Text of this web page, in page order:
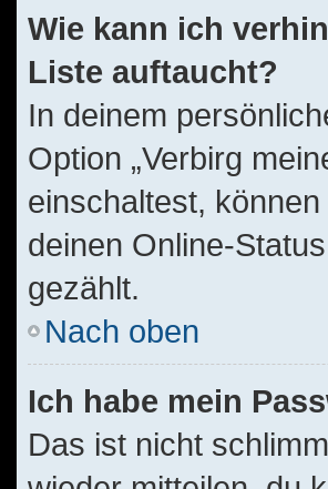
Wie kann ich
Liste auftaucht?
In deinem
Option „Verbirg
einschaltest,
deinen Online-
gezählt.
Nach oben
Ich habe mein
Das ist nicht